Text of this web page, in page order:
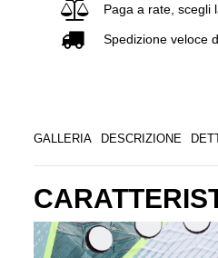
Paga a rate, scegli
Spedizione veloce
GALLERIA DESCRIZIONE